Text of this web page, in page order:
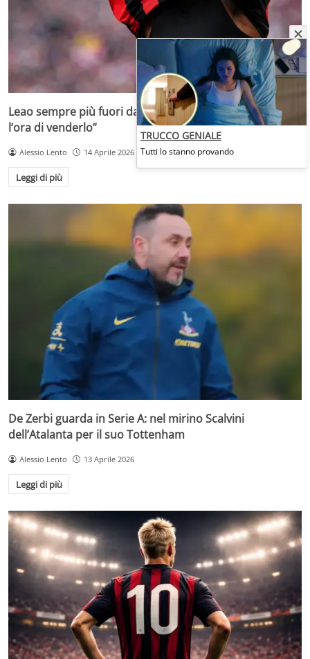
Leao sempre più fuori dal Milan di Allegri: “Non vedono
l’ora di venderlo”
Alessio Lento 14 Aprile 2026
Leggi di più
De Zerbi guarda in Serie A: nel mirino Scalvini
dell’Atalanta per il suo Tottenham
Alessio Lento 13 Aprile 2026
Leggi di più
TRUCCO GENIALE
Tutti lo stanno provando